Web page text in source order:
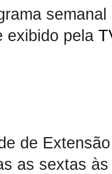
exibido pela
de
as sextas